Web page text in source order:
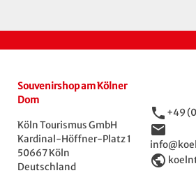
Souvenirshop am Kölner
Dom
Köln Tourismus GmbH
Kardinal-Höffner-Platz 1
50667 Köln
Deutschland
phone +49
email
public